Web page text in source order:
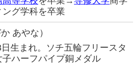
グ学科を卒業
あやな）
生まれ。ソチ五輪フリースタ
子ハーフパイプ銅メダル